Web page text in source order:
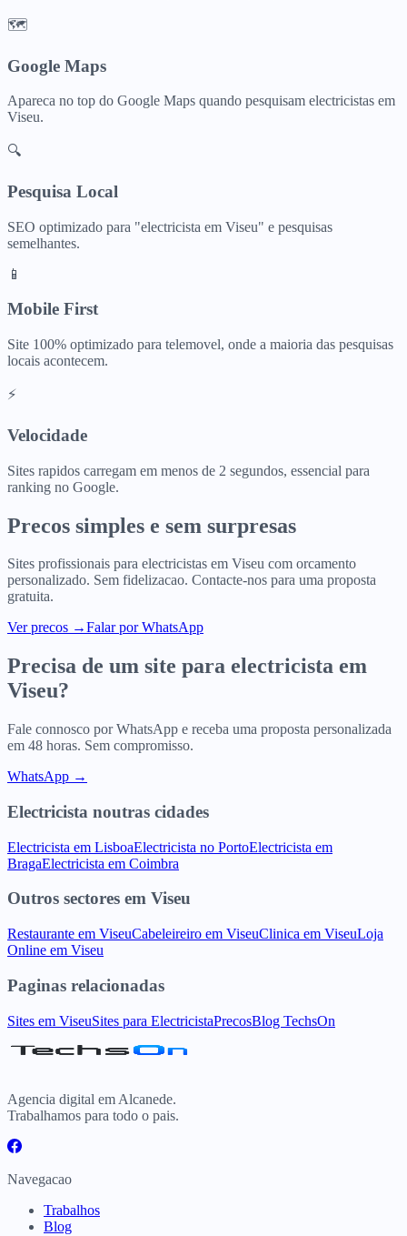
🗺️
Google Maps
Apareca no top do Google Maps quando pesquisam electricistas em
Viseu.
🔍
Pesquisa Local
SEO optimizado para "electricista em Viseu" e pesquisas
semelhantes.
📱
Mobile First
Site 100% optimizado para telemovel, onde a maioria das pesquisas
locais acontecem.
⚡
Velocidade
Sites rapidos carregam em menos de 2 segundos, essencial para
ranking no Google.
Precos simples e sem surpresas
Sites profissionais para electricistas em Viseu com orcamento
personalizado. Sem fidelizacao. Contacte-nos para uma proposta
gratuita.
Ver precos →Falar por WhatsApp
Precisa de um site para electricista em
Viseu?
Fale connosco por WhatsApp e receba uma proposta personalizada
em 48 horas. Sem compromisso.
WhatsApp →
Electricista noutras cidades
Electricista em LisboaElectricista no PortoElectricista em
BragaElectricista em Coimbra
Outros sectores em Viseu
Restaurante em ViseuCabeleireiro em ViseuClinica em ViseuLoja
Online em Viseu
Paginas relacionadas
Sites em ViseuSites para ElectricistaPrecosBlog TechsOn
Agencia digital em Alcanede.
Trabalhamos para todo o pais.
Navegacao
Trabalhos
Blog